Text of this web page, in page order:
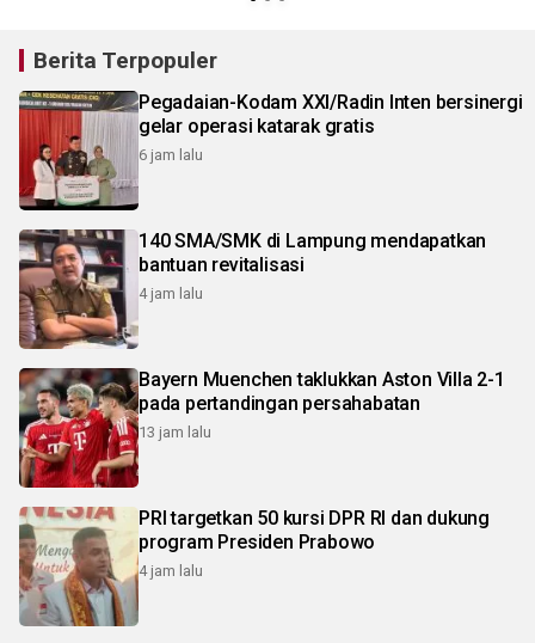
Berita Terpopuler
Pegadaian-Kodam XXI/Radin Inten bersinergi
gelar operasi katarak gratis
6 jam lalu
140 SMA/SMK di Lampung mendapatkan
bantuan revitalisasi
4 jam lalu
Bayern Muenchen taklukkan Aston Villa 2-1
pada pertandingan persahabatan
13 jam lalu
PRI targetkan 50 kursi DPR RI dan dukung
program Presiden Prabowo
4 jam lalu